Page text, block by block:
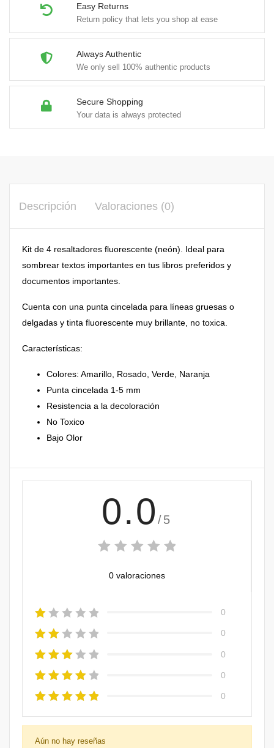
Easy Returns
Return policy that lets you shop at ease
Always Authentic
We only sell 100% authentic products
Secure Shopping
Your data is always protected
Descripción Valoraciones (0)
Kit de 4 resaltadores fluorescente (neón). Ideal para
sombrear textos importantes en tus libros preferidos y
documentos importantes.
Cuenta con una punta cincelada para líneas gruesas o
delgadas y tinta fluorescente muy brillante, no toxica.
Características:
Colores: Amarillo, Rosado, Verde, Naranja
Punta cincelada 1-5 mm
Resistencia a la decoloración
No Toxico
Bajo Olor
0.0 /5
0 valoraciones
0
0
0
0
0
Aún no hay reseñas